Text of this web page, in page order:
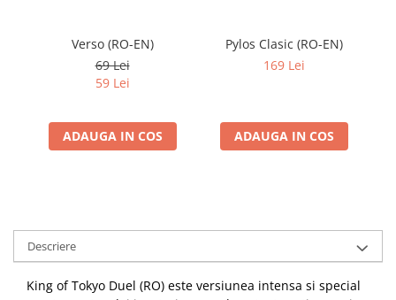
Verso (RO-EN)
69 Lei
59 Lei
ADAUGA IN COS
Pylos Clasic (RO-EN)
169 Lei
ADAUGA IN COS
Descriere
King of Tokyo Duel (RO) este versiunea intensa si special